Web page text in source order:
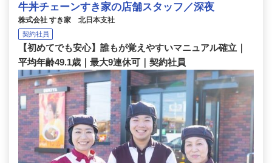
牛丼チェーンすき家の店舗スタッフ／深夜
株式会社 すき家 北日本支社
契約社員
【初めてでも安心】誰もが覚えやすいマニュアル確立｜
平均年齢49.1歳｜最大9連休可｜契約社員